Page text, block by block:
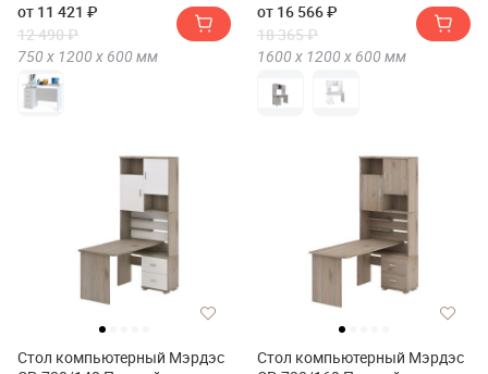
от 11 421 ₽
12 490 ₽
750 х 1200 х 600 мм
от 16 566 ₽
18 365 ₽
1600 х 1200 х 600 мм
Стол компьютерный Мэрдэс
Стол компьютерный Мэрдэс